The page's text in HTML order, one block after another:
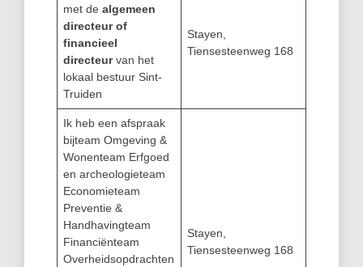
met de algemeen
directeur of
financieel
directeurvan het
lokaal bestuur Sint-
Truiden
Stayen,
Tiensesteenweg 168
Ik heb een afspraak
bijteam Omgeving &
Wonenteam Erfgoed
en archeologieteam
Economieteam
Preventie &
Handhavingteam
Financiënteam
Overheidsopdrachten
Stayen,
Tiensesteenweg 168